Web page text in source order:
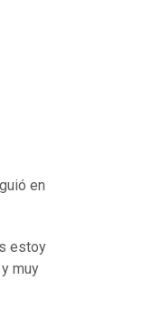
en
estoy
muy